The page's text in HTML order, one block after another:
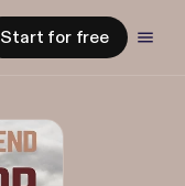
Start for free